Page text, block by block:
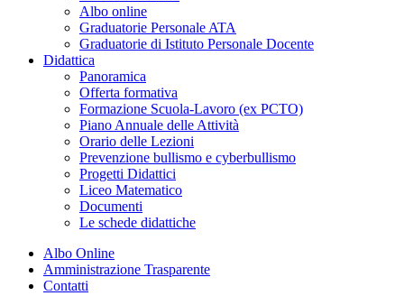
Albo online
Graduatorie Personale ATA
Graduatorie di Istituto Personale Docente
Didattica
Panoramica
Offerta formativa
Formazione Scuola-Lavoro (ex PCTO)
Piano Annuale delle Attività
Orario delle Lezioni
Prevenzione bullismo e cyberbullismo
Progetti Didattici
Liceo Matematico
Documenti
Le schede didattiche
Albo Online
Amministrazione Trasparente
Contatti